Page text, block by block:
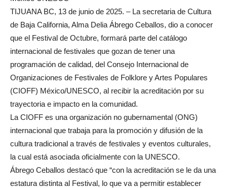
TIJUANA BC, 13 de junio de 2025. – La secretaria de Cultura
de Baja California, Alma Delia Ábrego Ceballos, dio a conocer
que el Festival de Octubre, formará parte del catálogo
internacional de festivales que gozan de tener una
programación de calidad, del Consejo Internacional de
Organizaciones de Festivales de Folklore y Artes Populares
(CIOFF) México/UNESCO, al recibir la acreditación por su
trayectoria e impacto en la comunidad.
La CIOFF es una organización no gubernamental (ONG)
internacional que trabaja para la promoción y difusión de la
cultura tradicional a través de festivales y eventos culturales,
la cual está asociada oficialmente con la UNESCO.
Ábrego Ceballos destacó que “con la acreditación se le da una
estatura distinta al Festival, lo que va a permitir establecer